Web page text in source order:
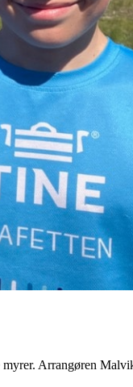
Arrangøren